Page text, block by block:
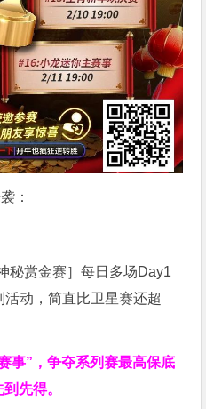
：
秘赏金赛］每日多场Day1
活动，简直比卫星赛还超
事”，争夺系列赛最高保底
先得。